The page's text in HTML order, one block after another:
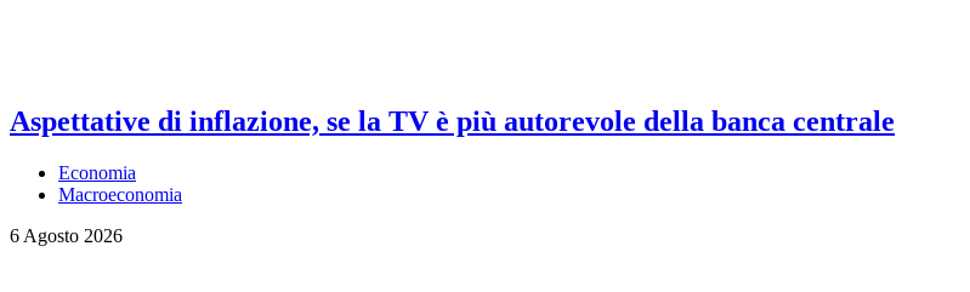
Aspettative di inflazione, se la TV è più autorevole della banca centrale
Economia
Macroeconomia
6 Agosto 2026